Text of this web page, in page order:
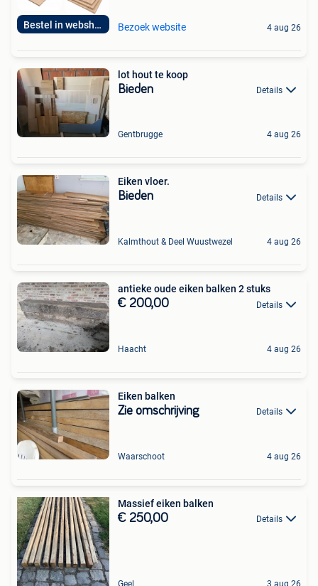
Bestel in webshop! Bezoek website 4 aug 26
lot hout te koop
Bieden Details
Gentbrugge 4 aug 26
Eiken vloer.
Bieden Details
Kalmthout & Deel Wuustwezel 4 aug 26
antieke oude eiken balken 2 stuks
€ 200,00 Details
Haacht 4 aug 26
Eiken balken
Zie omschrijving Details
Waarschoot 4 aug 26
Massief eiken balken
€ 250,00 Details
Geel 3 aug 26